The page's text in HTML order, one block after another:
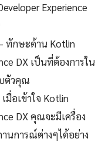
Experience
ทักษะด้าน Kotlin
DX เป็นที่ต้องการใน
ตัวคุณ
มื่อเข้าใจ Kotlin
DX คุณจะมีเครื่อง
นการณ์ต่างๆได้อย่าง